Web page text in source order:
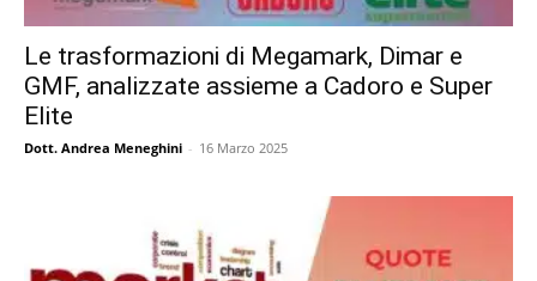
Le trasformazioni di Megamark, Dimar e
GMF, analizzate assieme a Cadoro e Super
Elite
Dott. Andrea Meneghini - 16 Marzo 2025